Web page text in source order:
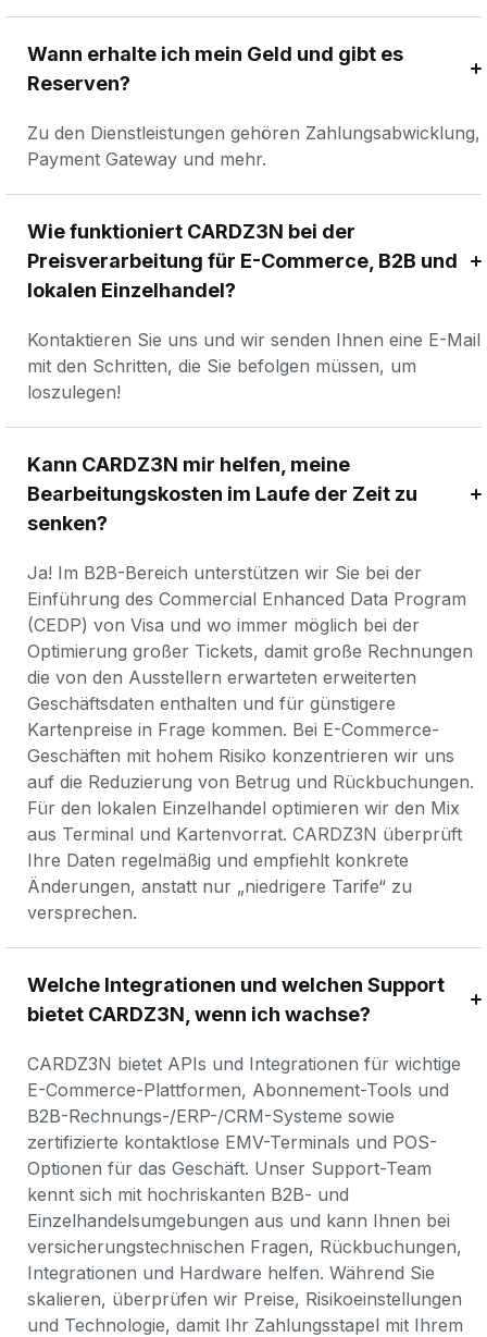
Wann erhalte ich mein Geld und gibt es
Reserven?
Zu den Dienstleistungen gehören Zahlungsabwicklung,
Payment Gateway und mehr.
Wie funktioniert CARDZ3N bei der
Preisverarbeitung für E-Commerce, B2B und
lokalen Einzelhandel?
Kontaktieren Sie uns und wir senden Ihnen eine E-Mail
mit den Schritten, die Sie befolgen müssen, um
loszulegen!
Kann CARDZ3N mir helfen, meine
Bearbeitungskosten im Laufe der Zeit zu
senken?
Ja! Im B2B-Bereich unterstützen wir Sie bei der
Einführung des Commercial Enhanced Data Program
(CEDP) von Visa und wo immer möglich bei der
Optimierung großer Tickets, damit große Rechnungen
die von den Ausstellern erwarteten erweiterten
Geschäftsdaten enthalten und für günstigere
Kartenpreise in Frage kommen. Bei E-Commerce-
Geschäften mit hohem Risiko konzentrieren wir uns
auf die Reduzierung von Betrug und Rückbuchungen.
Für den lokalen Einzelhandel optimieren wir den Mix
aus Terminal und Kartenvorrat. CARDZ3N überprüft
Ihre Daten regelmäßig und empfiehlt konkrete
Änderungen, anstatt nur „niedrigere Tarife“ zu
versprechen.
Welche Integrationen und welchen Support
bietet CARDZ3N, wenn ich wachse?
CARDZ3N bietet APIs und Integrationen für wichtige
E-Commerce-Plattformen, Abonnement-Tools und
B2B-Rechnungs-/ERP-/CRM-Systeme sowie
zertifizierte kontaktlose EMV-Terminals und POS-
Optionen für das Geschäft. Unser Support-Team
kennt sich mit hochriskanten B2B- und
Einzelhandelsumgebungen aus und kann Ihnen bei
versicherungstechnischen Fragen, Rückbuchungen,
Integrationen und Hardware helfen. Während Sie
skalieren, überprüfen wir Preise, Risikoeinstellungen
und Technologie, damit Ihr Zahlungsstapel mit Ihrem